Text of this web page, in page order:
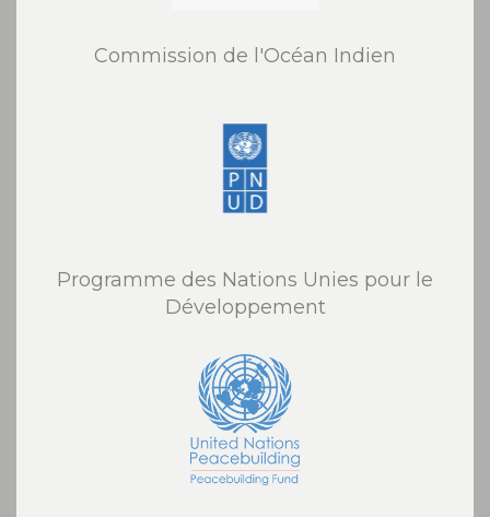
Commission de l'Océan Indien
Programme des Nations Unies pour le
Développement